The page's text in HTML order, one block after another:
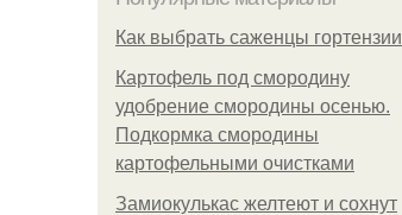
Как выбрать саженцы гортензии
Картофель под смородину
удобрение смородины осенью.
Подкормка смородины
картофельными очистками
Замиокулькас желтеют и сохнут